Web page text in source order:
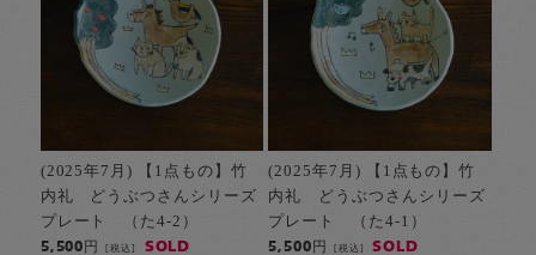
(2025年7月) 【1点もの】竹
内礼 どうぶつさんシリーズ
プレート （た4-2）
5,500円[税込] SOLD
(2025年7月) 【1点もの】竹
内礼 どうぶつさんシリーズ
プレート （た4-1）
5,500円 [税込] SOLD